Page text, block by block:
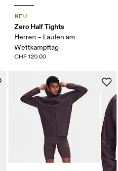
NEU
Zero Half Tights
Herren – Laufen am
Wettkampftag
CHF 120.00